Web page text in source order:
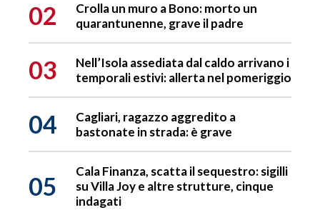
02
Crolla un muro a Bono: morto un
quarantunenne, grave il padre
03
Nell’Isola assediata dal caldo arrivano i
temporali estivi: allerta nel pomeriggio
04
Cagliari, ragazzo aggredito a
bastonate in strada: è grave
05
Cala Finanza, scatta il sequestro: sigilli
su Villa Joy e altre strutture, cinque
indagati